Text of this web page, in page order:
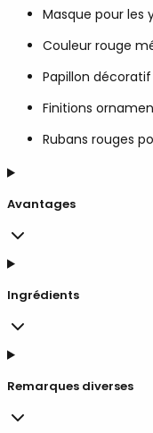
Masque pour les
Couleur rouge
Papillon
Finitions
Rubans rouges
Avantages
Ingrédients
Remarques diverses